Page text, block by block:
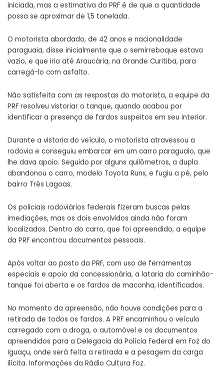
iniciada, mas a estimativa da PRF é de que a quantidade
possa se aproximar de 1,5 tonelada.
O motorista abordado, de 42 anos e nacionalidade
paraguaia, disse inicialmente que o semirreboque estava
vazio, e que iria até Araucária, na Grande Curitiba, para
carregá-lo com asfalto.
Não satisfeita com as respostas do motorista, a equipe da
PRF resolveu vistoriar o tanque, quando acabou por
identificar a presença de fardos suspeitos em seu interior.
Durante a vistoria do veículo, o motorista atravessou a
rodovia e conseguiu embarcar em um carro paraguaio, que
lhe dava apoio. Seguido por alguns quilômetros, a dupla
abandonou o carro, modelo Toyota Runx, e fugiu a pé, pelo
bairro Três Lagoas.
Os policiais rodoviários federais fizeram buscas pelas
imediações, mas os dois envolvidos ainda não foram
localizados. Dentro do carro, que foi apreendido, a equipe
da PRF encontrou documentos pessoais.
Após voltar ao posto da PRF, com uso de ferramentas
especiais e apoio da concessionária, a lataria do caminhão-
tanque foi aberta e os fardos de maconha, identificados.
No momento da apreensão, não houve condições para a
retirada de todos os fardos. A PRF encaminhou o veículo
carregado com a droga, o automóvel e os documentos
apreendidos para a Delegacia da Polícia Federal em Foz do
Iguaçu, onde será feita a retirada e a pesagem da carga
ilícita. Informações da Rádio Cultura Foz.